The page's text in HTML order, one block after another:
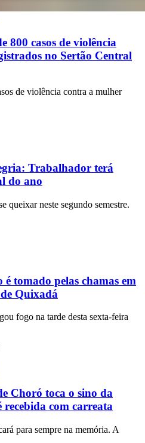
800 casos de violência
no Sertão Central
de violência contra a mulher
Trabalhador terá
do ano
queixar neste segundo semestre.
tomado pelas chamas em
Quixadá
fogo na tarde desta sexta-feira
Choró toca o sino da
com carreata
para sempre na memória. A